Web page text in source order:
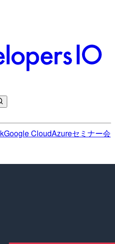
Google CloudAzureセミナー会